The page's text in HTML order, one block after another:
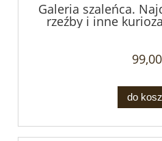
Galeria szaleńca.
rzeźby i inne
do